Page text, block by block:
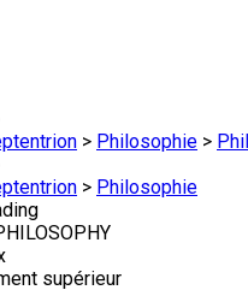
> Philosophie >
> Philosophie
supérieur